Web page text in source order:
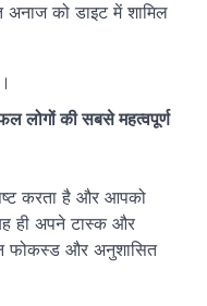
को डाइट में शामिल
लोगों की सबसे महत्वपूर्ण
करता है और आपको
ही अपने टास्क और
फोकस्ड और अनुशासित